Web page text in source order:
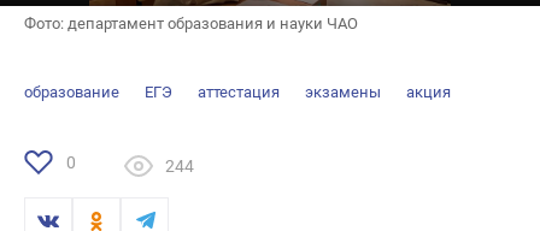
Фото: департамент образования и науки ЧАО
образование ЕГЭ аттестация экзамены акция
0 244